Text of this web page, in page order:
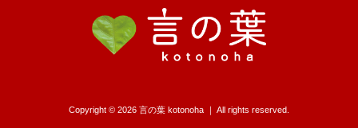
Copyright © 2026 言の葉 kotonoha ｜ All rights reserved.